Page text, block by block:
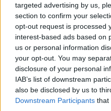
targeted advertising by us,
section to confirm your
opt-out request is processed
interest-based ads based on
us or personal information
your opt-out. You may
disclosure of your personal
IAB’s list of downstream
also be disclosed by us to
Downstream Participants that
Fenntarthatóbb
szokás, amellyel a
környezeti